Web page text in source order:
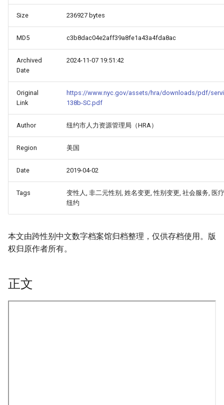
Size 236927 bytes
MD5 c3b8dac04e2aff39a8fe1a43a4fda8ac
Archived
Date
2024-11-07 19:51:42
Original
Link
https://www.nyc.gov/assets/hra/downloads/pdf/
138b-SC.pdf
Author 纽约市人力资源管理局（HRA）
Region 美国
Date 2019-04-02
Tags
变性人, 非二元性别, 姓名变更, 性别变更, 社会服务, 医
纽约
本文由跨性别中文数字档案馆归档整理，仅供存档使用。版
权归原作者所有。
正文